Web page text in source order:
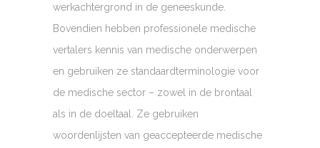
werkachtergrond in de geneeskunde.
Bovendien hebben professionele medische
vertalers kennis van medische onderwerpen
en gebruiken ze standaardterminologie voor
de medische sector – zowel in de brontaal
als in de doeltaal. Ze gebruiken
woordenlijsten van geaccepteerde medische